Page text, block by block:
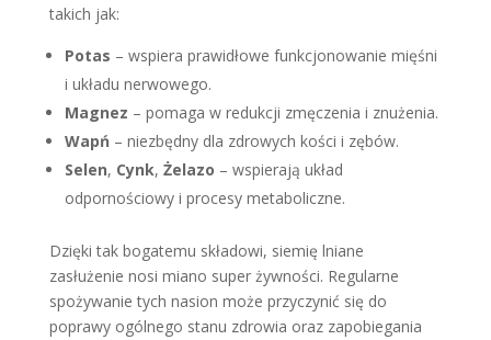
takich jak:
Potas – wspiera prawidłowe funkcjonowanie mięśni
i układu nerwowego.
Magnez – pomaga w redukcji zmęczenia i znużenia.
Wapń– niezbędny dla zdrowych kości i zębów.
Selen, Cynk, Żelazo – wspierają układ
odpornościowy i procesy metaboliczne.
Dzięki tak bogatemu składowi, siemię lniane
zasłużenie nosi miano super żywności. Regularne
spożywanie tych nasion może przyczynić się do
poprawy ogólnego stanu zdrowia oraz zapobiegania